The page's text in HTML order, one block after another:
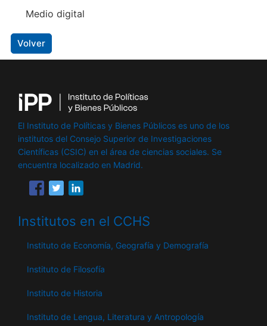
Medio digital
Volver
El Instituto de Políticas y Bienes Públicos es uno de los
institutos del Consejo Superior de Investigaciones
Científicas (CSIC) en el área de ciencias sociales. Se
encuentra localizado en Madrid.
Institutos en el CCHS
Instituto de Economía, Geografía y Demografía
Instituto de Filosofía
Instituto de Historia
Instituto de Lengua, Literatura y Antropología